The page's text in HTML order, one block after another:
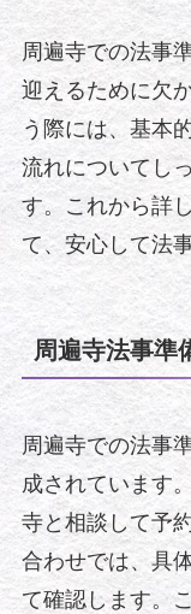
周遍寺での法事
迎えるために欠
う際には、基本
流れについてし
す。これから詳
て、安心して法
周遍寺法事準
周遍寺での法事
成されています
寺と相談して予
合わせでは、具
て確認します。